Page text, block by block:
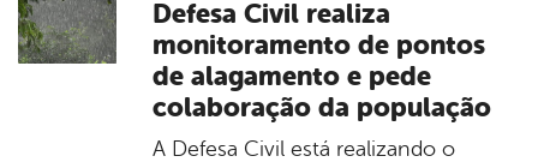
Defesa Civil realiza
monitoramento de pontos
de alagamento e pede
colaboração da população
A Defesa Civil está realizando o